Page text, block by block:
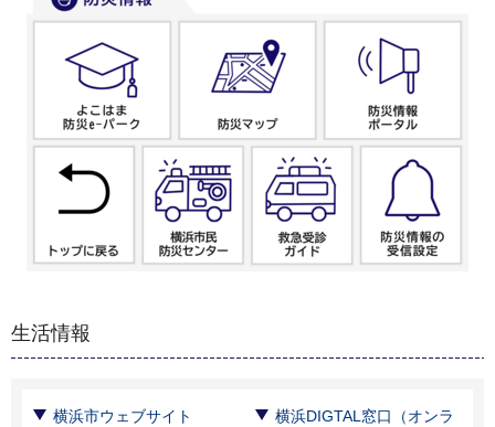
生活情報
横浜市ウェブサイト
横浜DIGTAL窓口（オンラ